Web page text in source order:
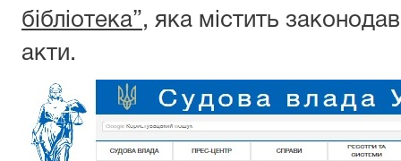
бібліотека”, яка містить
акти.